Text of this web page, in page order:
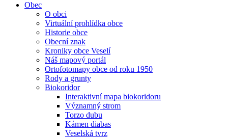
Obec
O obci
Virtuální prohlídka obce
Historie obce
Obecní znak
Kroniky obce Veselí
Náš mapový portál
Ortofotomapy obce od roku 1950
Rody a grunty
Biokoridor
Interaktivní mapa biokoridoru
Významný strom
Torzo dubu
Kámen diabas
Veselská tvrz